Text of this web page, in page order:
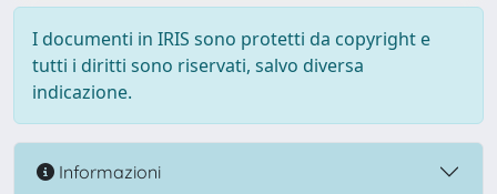
I documenti in IRIS sono protetti da copyright e
tutti i diritti sono riservati, salvo diversa
indicazione.
Informazioni